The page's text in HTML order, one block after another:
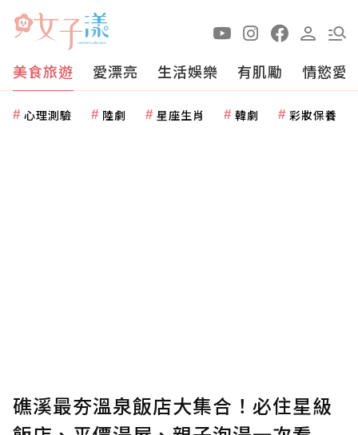
美食旅遊 愛漂亮 生活娛樂 有肌勵 情慾愛
心理測驗 陸劇 星座生肖 韓劇 彩妝保養
礁溪最夯溫泉飯店大集合！必住星級